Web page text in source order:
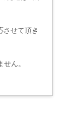
せて頂き
ん。